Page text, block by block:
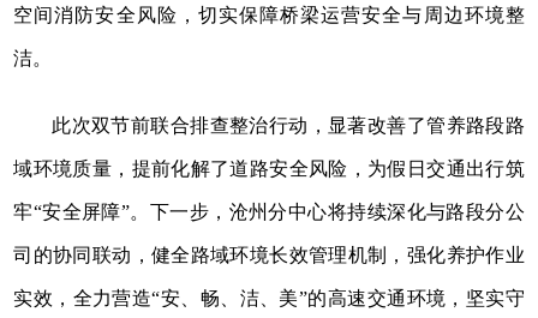
空间消防安全风险，切实保障桥梁运营安全与周边环境整
洁。
此次双节前联合排查整治行动，显著改善了管养路段路
域环境质量，提前化解了道路安全风险，为假日交通出行筑
牢“安全屏障”。下一步，沧州分中心将持续深化与路段分公
司的协同联动，健全路域环境长效管理机制，强化养护作业
实效，全力营造“安、畅、洁、美”的高速交通环境，坚实守